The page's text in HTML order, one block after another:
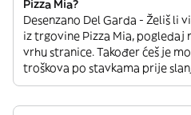
Pizza Mia?
Desenzano Del Garda - Želiš li
iz trgovine Pizza Mia, pogledaj
vrhu stranice. Također ćeš je
troškova po stavkama prije